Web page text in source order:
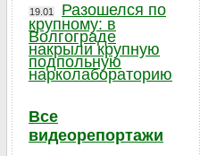
19.01
Разошелся по
крупному: в
Волгограде
накрыли крупную
подпольную
нарколабораторию
Все
видеорепортажи